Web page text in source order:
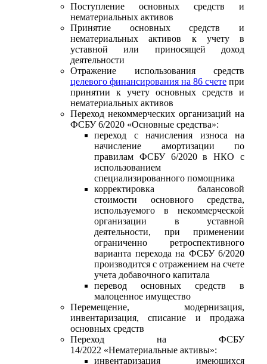
Поступление основных средств и
нематериальных активов
Принятие основных средств и
нематериальных активов к учету в
уставной или приносящей доход
деятельности
Отражение использования средств
целевого финансирования на 86 счете при
принятии к учету основных средств и
нематериальных активов
Переход некоммерческих организаций на
ФСБУ 6/2020 «Основные средства»:
переход с начисления износа на
начисление амортизации по
правилам ФСБУ 6/2020 в НКО с
использованием
специализированного помощника
корректировка балансовой
стоимости основного средства,
используемого в некоммерческой
организации в уставной
деятельности, при применении
ограниченно ретроспективного
варианта перехода на ФСБУ 6/2020
производится с отражением на счете
учета добавочного капитала
перевод основных средств в
малоценное имущество
Перемещение, модернизация,
инвентаризация, списание и продажа
основных средств
Переход на ФСБУ
14/2022 «Нематериальные активы»:
инвентаризация имеющихся